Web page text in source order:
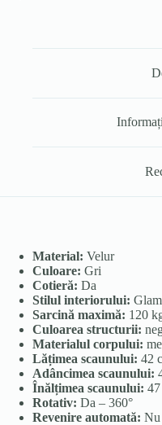
Material: Velur
Culoare: Gri
Cotieră: Da
Stilul interiorului:
Sarcină maximă: 120
Culoarea structurii:
Materialul corpului:
Lățimea scaunului: 42
Adâncimea scaunului:
Înălțimea scaunului:
Rotativ: Da – 360°
Revenire automată: Nu